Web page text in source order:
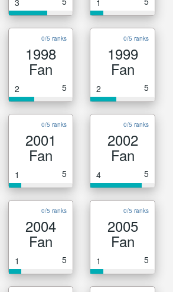
3 1
0/5 ranks
1998
Fan
2 5
0/5 ranks
1999
Fan
2 5
0/5 ranks
2001
Fan
1 5
0/5 ranks
2002
Fan
4 5
0/5 ranks
2004
Fan
1 5
0/5 ranks
2005
Fan
1 5